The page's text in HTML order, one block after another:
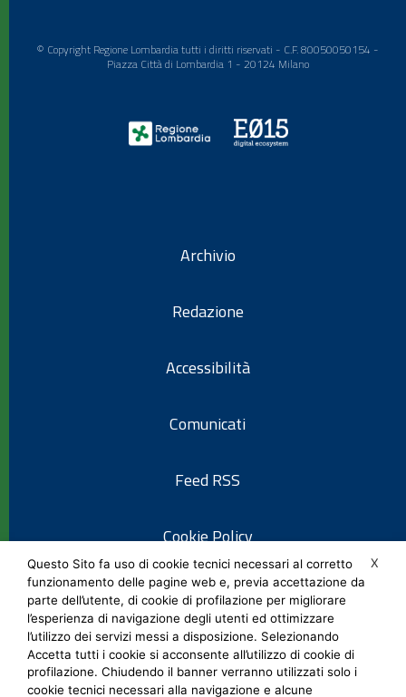
© Copyright Regione Lombardia tutti i diritti riservati - C.F. 80050050154 -
Piazza Città di Lombardia 1 - 20124 Milano
Archivio
Redazione
Accessibilità
Comunicati
Feed RSS
Cookie Policy
Informativa privacy
Note legali
X
Questo Sito fa uso di cookie tecnici necessari al corretto
funzionamento delle pagine web e, previa accettazione da
parte dell’utente, di cookie di profilazione per migliorare
l’esperienza di navigazione degli utenti ed ottimizzare
l’utilizzo dei servizi messi a disposizione. Selezionando
Accetta tutti i cookie si acconsente all’utilizzo di cookie di
profilazione. Chiudendo il banner verranno utilizzati solo i
cookie tecnici necessari alla navigazione e alcune